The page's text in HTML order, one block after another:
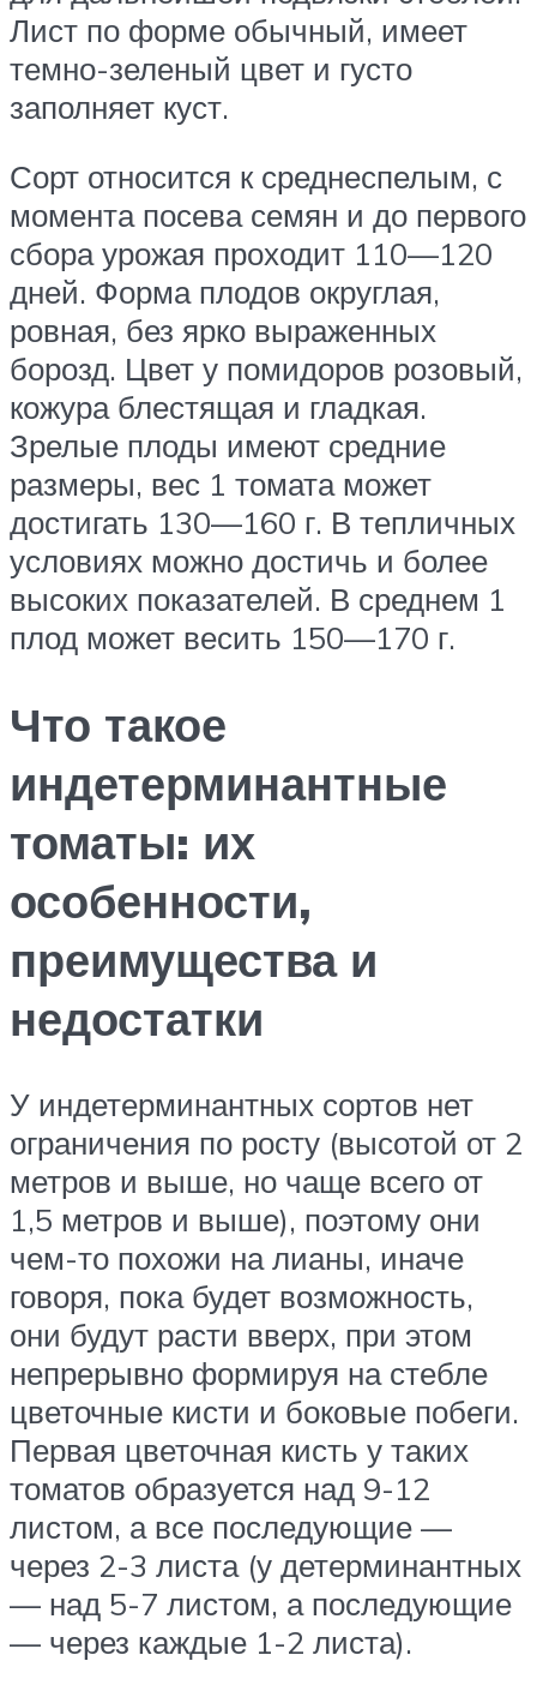
Лист по форме обычный, имеет
темно-зеленый цвет и густо
заполняет куст.
Сорт относится к среднеспелым, с
момента посева семян и до первого
сбора урожая проходит 110—120
дней. Форма плодов округлая,
ровная, без ярко выраженных
борозд. Цвет у помидоров розовый,
кожура блестящая и гладкая.
Зрелые плоды имеют средние
размеры, вес 1 томата может
достигать 130—160 г. В тепличных
условиях можно достичь и более
высоких показателей. В среднем 1
плод может весить 150—170 г.
Что такое
индетерминантные
томаты: их
особенности,
преимущества и
недостатки
У индетерминантных сортов нет
ограничения по росту (высотой от 2
метров и выше, но чаще всего от
1,5 метров и выше), поэтому они
чем-то похожи на лианы, иначе
говоря, пока будет возможность,
они будут расти вверх, при этом
непрерывно формируя на стебле
цветочные кисти и боковые побеги.
Первая цветочная кисть у таких
томатов образуется над 9-12
листом, а все последующие —
через 2-3 листа (у детерминантных
— над 5-7 листом, а последующие
— через каждые 1-2 листа).